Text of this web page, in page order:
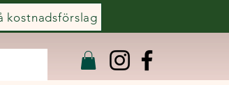
kostnadsförslag